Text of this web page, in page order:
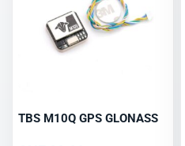
TBS M10Q GPS GLONASS